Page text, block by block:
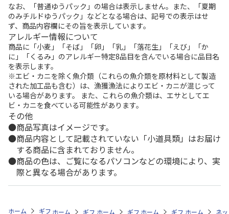
なお、「普通ゆうパック」の場合は表示しません。また、「夏期
のみチルドゆうパック」などとなる場合は、記号での表示はせ
ず、商品内容欄にその旨を表示しています。
アレルギー情報について
商品に「小麦」「そば」「卵」「乳」「落花生」「えび」「か
に」「くるみ」のアレルギー特定8品目を含んでいる場合に品目名
を表示します。
※エビ・カニを除く魚介類（これらの魚介類を原材料として製造
された加工品も含む）は、漁獲漁法によりエビ・カニが混じって
いる場合があります。 また、これらの魚介類は、エサとしてエ
ビ・カニを食べている可能性があります。
その他
商品写真はイメージです。
商品内容として記載されていない「小道具類」はお届け
する商品に含まれておりません。
商品の色は、ご覧になるパソコンなどの環境により、実
際と異なる場合があります。
ホーム ギフトストア お中元・夏ギフト特集 2026 日用品 ＜お中
ホーム ギフトストア お中元・夏ギフト特集 2026
ホーム ギフトストア お中元・夏ギフト
ホーム ギフトストア お
ホーム ネ